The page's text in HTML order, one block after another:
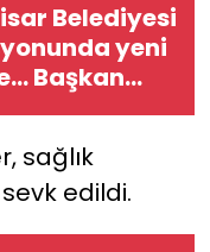
Belediyesi
yeni
Başkan
gözaltına
sağlık
edildi.